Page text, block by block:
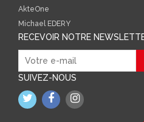
AkteOne
Michael EDERY
RECEVOIR NOTRE
SUIVEZ-NOUS